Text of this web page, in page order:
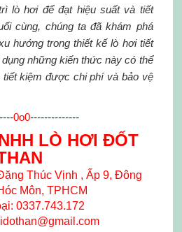
lò hơi để đạt hiệu suất và tiết
cùng, chúng ta đã khám phá
hướng trong thiết kế lò hơi tiết
những kiến thức này có thể
tiết kiệm được chi phí và bảo vệ
0o0--------------
LÒ HƠI ĐỐT
Thúc Vịnh , Ấp 9, Đông
Môn, TPHCM
0337.743.172